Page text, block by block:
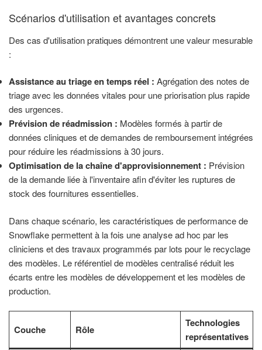
Scénarios d'utilisation et avantages concrets
Des cas d'utilisation pratiques démontrent une valeur mesurable
:
Assistance au triage en temps réel : Agrégation des notes de
triage avec les données vitales pour une priorisation plus rapide
des urgences.
Prévision de réadmission : Modèles formés à partir de
données cliniques et de demandes de remboursement intégrées
pour réduire les réadmissions à 30 jours.
Optimisation de la chaîne d'approvisionnement : Prévision
de la demande liée à l'inventaire afin d'éviter les ruptures de
stock des fournitures essentielles.
Dans chaque scénario, les caractéristiques de performance de
Snowflake permettent à la fois une analyse ad hoc par les
cliniciens et des travaux programmés par lots pour le recyclage
des modèles. Le référentiel de modèles centralisé réduit les
écarts entre les modèles de développement et les modèles de
production.
Couche Rôle
Technologies
représentatives